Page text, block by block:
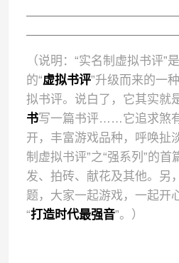
（说明：“实名制虚拟书评”
的“虚拟书评”升级而来的一
拟书评。说白了，它其实就
书写一篇书评……它追求煞
开，丰富游戏品种，呼唤扯
制虚拟书评”之“强系列”的首
发、拍砖、献花及其他。另
题，大家一起游戏，一起开
“打造时代最强音”。）